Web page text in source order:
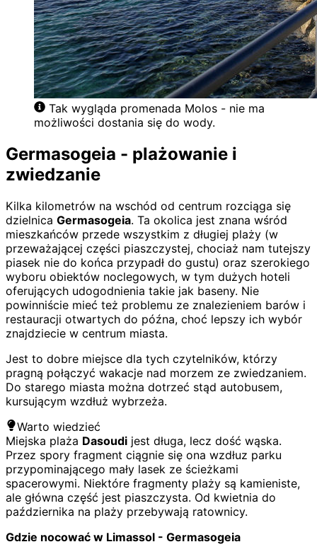
Tak wygląda promenada Molos - nie ma
możliwości dostania się do wody.
Germasogeia - plażowanie i
zwiedzanie
Kilka kilometrów na wschód od centrum rozciąga się
dzielnica Germasogeia. Ta okolica jest znana wśród
mieszkańców przede wszystkim z długiej plaży (w
przeważającej części piaszczystej, chociaż nam tutejszy
piasek nie do końca przypadł do gustu) oraz szerokiego
wyboru obiektów noclegowych, w tym dużych hoteli
oferujących udogodnienia takie jak baseny. Nie
powinniście mieć też problemu ze znalezieniem barów i
restauracji otwartych do późna, choć lepszy ich wybór
znajdziecie w centrum miasta.
Jest to dobre miejsce dla tych czytelników, którzy
pragną połączyć wakacje nad morzem ze zwiedzaniem.
Do starego miasta można dotrzeć stąd autobusem,
kursującym wzdłuż wybrzeża.
Warto wiedzieć
Miejska plaża Dasoudi jest długa, lecz dość wąska.
Przez spory fragment ciągnie się ona wzdłuz parku
przypominającego mały lasek ze ścieżkami
spacerowymi. Niektóre fragmenty plaży są kamieniste,
ale główna część jest piaszczysta. Od kwietnia do
października na plaży przebywają ratownicy.
Gdzie nocować w Limassol - Germasogeia